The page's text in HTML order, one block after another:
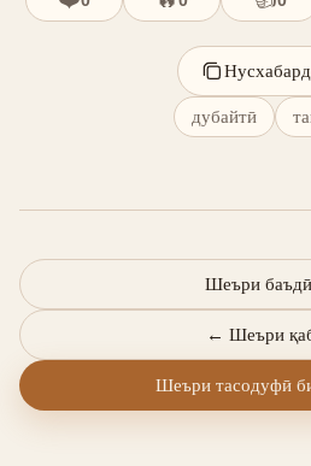
дубайтӣ
← Шеъри
Шеъри баъдӣ
Шеъри тасодуфӣ